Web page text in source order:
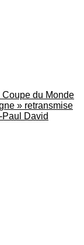
du Monde
» retransmise
Paul David